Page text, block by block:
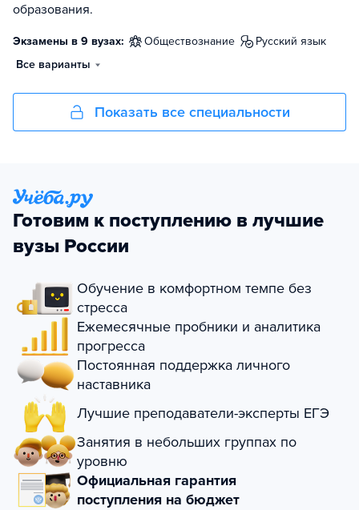
образования.
Экзамены в 9 вузах: обществознание
русский язык
Все варианты
Показать все специальности
Готовим к поступлению в лучшие
вузы России
Обучение в комфортном темпе без
стресса
Ежемесячные пробники и аналитика
прогресса
Постоянная поддержка личного
наставника
Лучшие преподаватели-эксперты ЕГЭ
Занятия в небольших группах по
уровню
Официальная гарантия
поступления на бюджет